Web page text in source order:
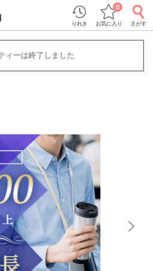
りれき お気に入り
0
さがす
ィーは終了しました